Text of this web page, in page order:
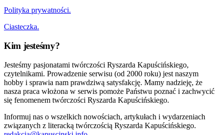
Polityka prywatności.
Ciasteczka.
Kim jesteśmy?
Jesteśmy pasjonatami twórczości Ryszarda Kapuścińskiego,
czytelnikami. Prowadzenie serwisu (od 2000 roku) jest naszym
hobby i sprawia nam prawdziwą satysfakcję. Mamy nadzieję, że
nasza praca włożona w serwis pomoże Państwu poznać i zachwycić
się fenomenem twórczości Ryszarda Kapuścińskiego.
Informuj nas o wszelkich nowościach, artykułach i wydarzeniach
związanych z literacką twórczością Ryszarda Kapuścińskiego.